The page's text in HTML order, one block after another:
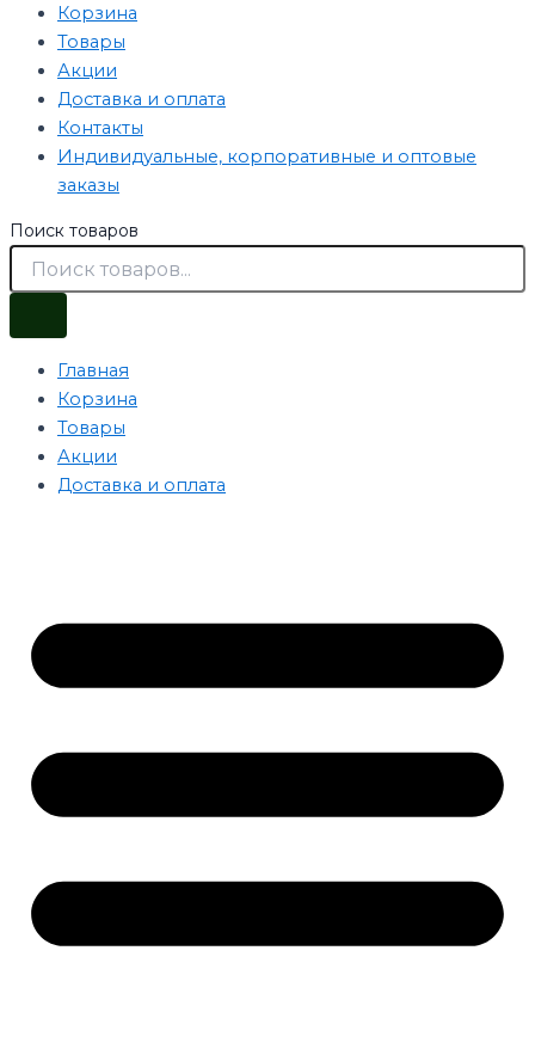
Корзина
Товары
Акции
Доставка и оплата
Контакты
Индивидуальные, корпоративные и оптовые
заказы
Поиск товаров
Главная
Корзина
Товары
Акции
Доставка и оплата